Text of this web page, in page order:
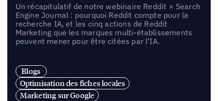
Un récapitulatif de notre webinaire Reddit × Search
Engine Journal : pourquoi Reddit compte pour la
recherche IA, et les cinq actions de Reddit
Marketing que les marques multi-établissements
peuvent mener pour être citées par l’IA.
Blogs
Optimisation des fiches locales
Marketing sur Google